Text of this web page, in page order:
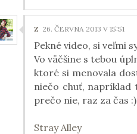
Z 26. ČERVNA 2013 V 15:51
Pekné video, si veľmi
Vo väčšine s tebou
ktoré si menovala
niečo chuť, napríklad
prečo nie, raz za čas :)
Stray Alley